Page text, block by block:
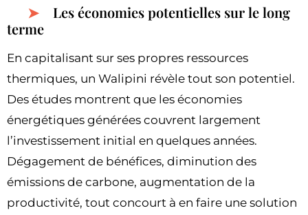
Les économies potentielles sur le long
terme
En capitalisant sur ses propres ressources
thermiques, un Walipini révèle tout son potentiel.
Des études montrent que les économies
énergétiques générées couvrent largement
l’investissement initial en quelques années.
Dégagement de bénéfices, diminution des
émissions de carbone, augmentation de la
productivité, tout concourt à en faire une solution